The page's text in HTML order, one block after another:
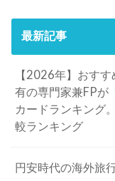
最新記事
【2026年】おす
有の専門家兼FPが
カードランキング
較ランキング
円安時代の海外旅